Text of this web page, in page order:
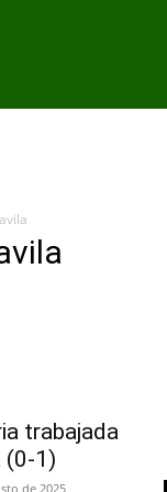
trabajada
(0-1)
de 2025